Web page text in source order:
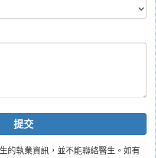
提交
的執業資訊，並不能聯絡醫生。如有